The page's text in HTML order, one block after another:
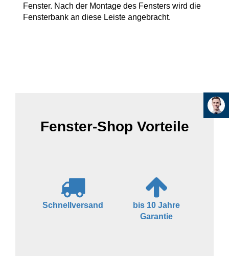
Fenster. Nach der Montage des Fensters wird die
Fensterbank an diese Leiste angebracht.
Fenster-Shop Vorteile
Schnellversand
bis 10 Jahre
Garantie